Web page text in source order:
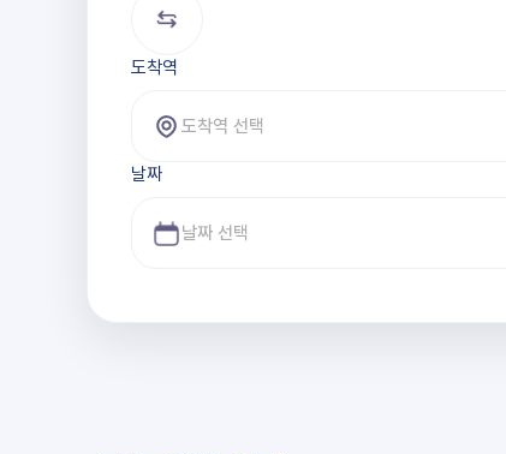
도착역
도착역 선택
날짜